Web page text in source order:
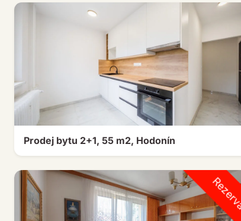
Prodej bytu 2+1, 55 m2, Hodonín